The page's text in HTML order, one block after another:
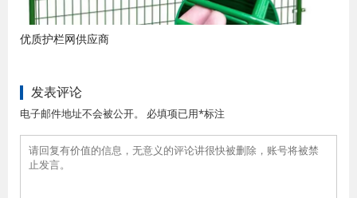
优质护栏网供应商
发表评论
电子邮件地址不会被公开。 必填项已用*标注